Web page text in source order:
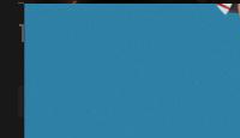
Toy Story 5